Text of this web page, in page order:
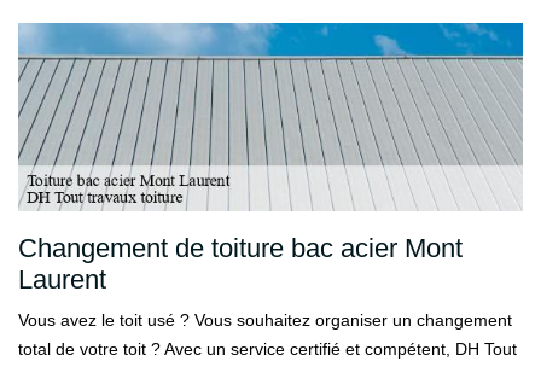
Changement de toiture bac acier Mont
Laurent
Vous avez le toit usé ? Vous souhaitez organiser un changement
total de votre toit ? Avec un service certifié et compétent, DH Tout